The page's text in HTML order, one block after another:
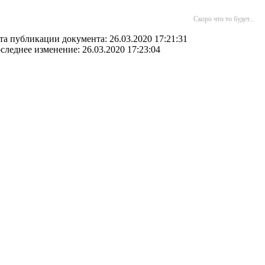
Скоро что то будет...
публикации документа: 26.03.2020 17:21:31
изменение: 26.03.2020 17:23:04